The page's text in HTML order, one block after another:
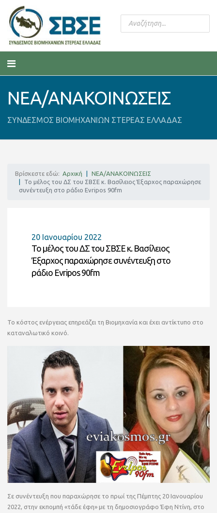
ΝΕΑ/ΑΝΑΚΟΙΝΩΣΕΙΣ
ΣΥΝΔΕΣΜΟΣ ΒΙΟΜΗΧΑΝΙΩΝ ΣΤΕΡΕΑΣ ΕΛΛΑΔΑΣ
Βρίσκεστε εδώ: Αρχική
ΝΕΑ/ΑΝΑΚΟΙΝΩΣΕΙΣ
Το μέλος του ΔΣ του ΣΒΣΕ κ. Βασίλειος Έξαρχος παραχώρησε
συνέντευξη στο ράδιο Evripos 90fm
20 Ιανουαρίου 2022
Το μέλος του ΔΣ του ΣΒΣΕ κ. Βασίλειος
Έξαρχος παραχώρησε συνέντευξη στο
ράδιο Evripos 90fm
Το κόστος ενέργειας επηρεάζει τη Βιομηχανία και έχει αντίκτυπο στο
καταναλωτικό κοινό.
Σε συνέντευξη που παραχώρησε το πρωί της Πέμπτης 20 Ιανουαρίου
2022, στην εκπομπή «τάδε έφη» με τη δημοσιογράφο Έφη Ντίνη, στο